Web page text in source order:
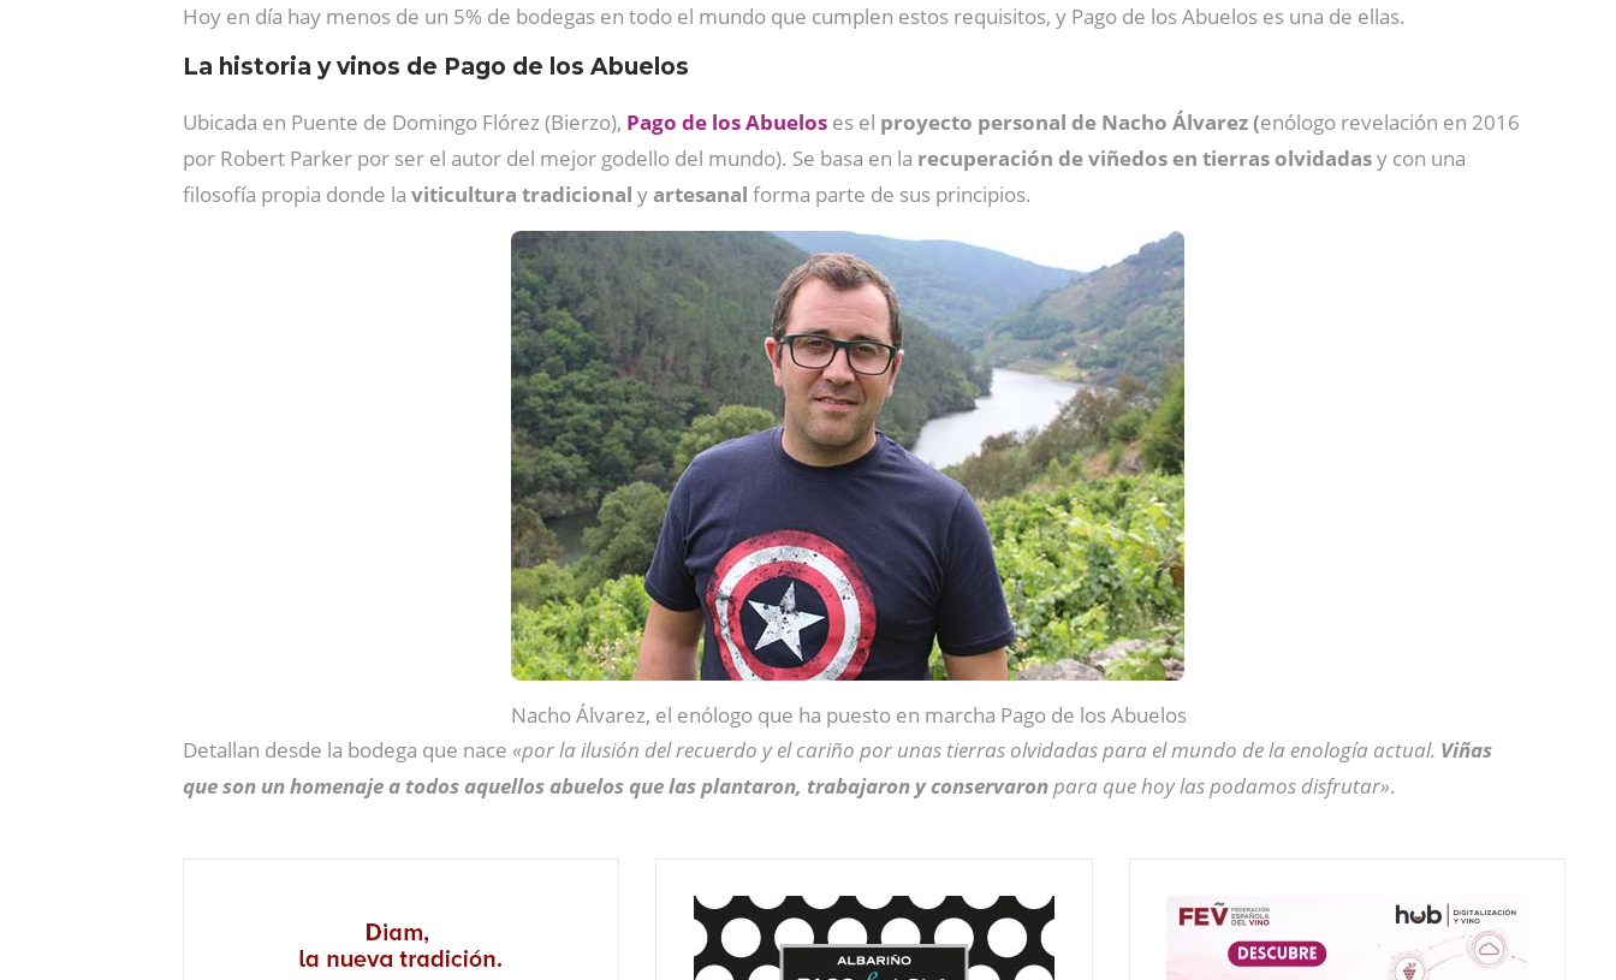
Hoy en día hay menos de un 5% de bodegas en todo el mundo que cumplen estos requisitos, y Pago de los Abuelos es una de ellas.
La historia y vinos de Pago de los Abuelos
Ubicada en Puente de Domingo Flórez (Bierzo), Pago de los Abuelos es el proyecto personal de Nacho Álvarez (enólogo revelación en 2016
por Robert Parker por ser el autor del mejor godello del mundo). Se basa en la recuperación de viñedos en tierras olvidadasy con una
filosofía propia donde la viticultura tradicional yartesanal forma parte de sus principios.
Nacho Álvarez, el enólogo que ha puesto en marcha Pago de los Abuelos
Detallan desde la bodega que nace «por la ilusión del recuerdo y el cariño por unas tierras olvidadas para el mundo de la enología actual. Viñas
que son un homenaje a todos aquellos abuelos que las plantaron, trabajaron y conservaronpara que hoy las podamos disfrutar».